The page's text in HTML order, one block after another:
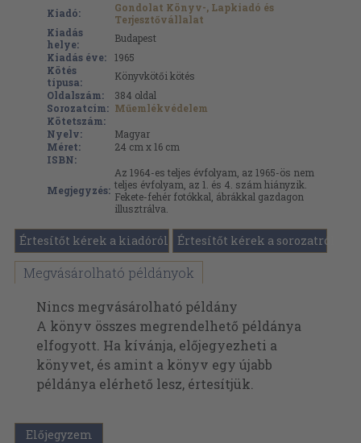
Kiadó:
Gondolat Könyv-, Lapkiadó és
Terjesztővállalat
Kiadás
helye:
Budapest
Kiadás éve:
1965
Kötés
típusa:
Könyvkötői kötés
Oldalszám:
384 oldal
Sorozatcím: Műemlékvédelem
Kötetszám:
Nyelv:
Magyar
Méret:
24 cm x 16 cm
ISBN:
Megjegyzés:
Az 1964-es teljes évfolyam, az 1965-ös nem
teljes évfolyam, az 1. és 4. szám hiányzik.
Fekete-fehér fotókkal, ábrákkal gazdagon
illusztrálva.
Értesítőt kérek a kiadóról Értesítőt kérek a sorozatról
Megvásárolható példányok
Nincs megvásárolható példány
A könyv összes megrendelhető példánya
elfogyott. Ha kívánja, előjegyezheti a
könyvet, és amint a könyv egy újabb
példánya elérhető lesz, értesítjük.
Előjegyzem